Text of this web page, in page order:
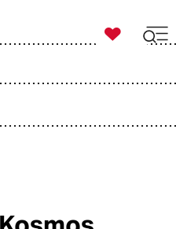

taz zahl ich